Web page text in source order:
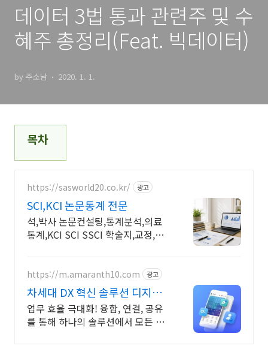
데이터 3법 통과 관련주 및 수
혜주 총정리(Feat. 빅데이터)
by 주소남 2020. 1. 1.
목차
https://sasworld20.co.kr/ 광고
SCI,KCI 논문통계 전문
석,박사 논문컨설팅,통계분석,의료
통계,KCI SCI SSCI 학술지,교정,빅
https://m.amaranth10.com 광고
차세대 DX 혁신 솔루션 디지털
비즈니스 플랫폼
업무 효율 극대화! 융합, 연결, 공유
를 통해 하나의 솔루션에서 모든 업